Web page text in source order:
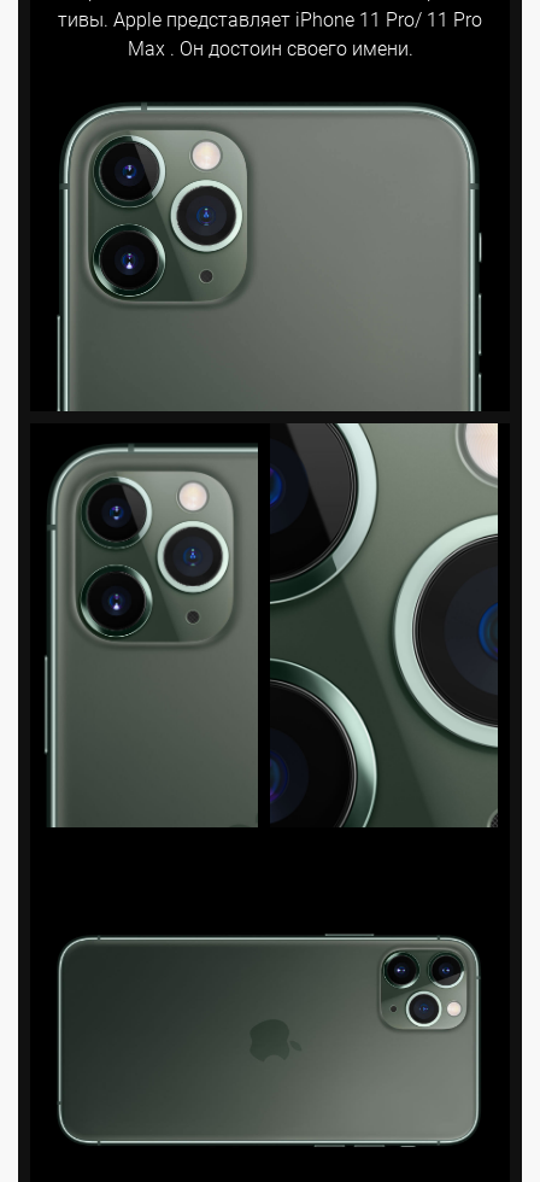
тивы. Apple представляет iPhone 11 Pro/ 11 Pro
Max . Он достоин своего имени.